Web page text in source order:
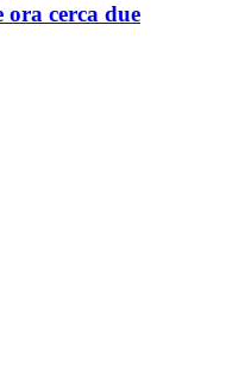
ora cerca due